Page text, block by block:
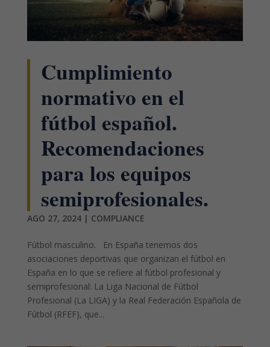
Cumplimiento
normativo en el
fútbol español.
Recomendaciones
para los equipos
semiprofesionales.
AGO 27, 2024| COMPLIANCE
Fútbol masculino. En España tenemos dos
asociaciones deportivas que organizan el fútbol en
España en lo que se refiere al fútbol profesional y
semiprofesional: La Liga Nacional de Fútbol
Profesional (La LIGA) y la Real Federación Española de
Fútbol (RFEF), que...